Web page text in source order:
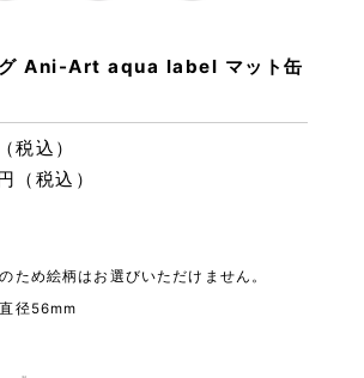
グ Ani-Art aqua label マット缶
税込）
（税込）
ため絵柄はお選びいただけません。
径56mm